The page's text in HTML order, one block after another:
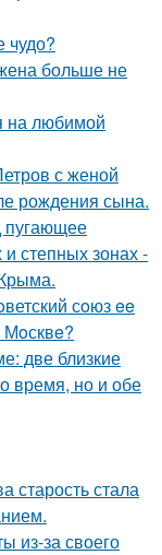
чудо?
больше не
на любимой
с женой
рождения сына.
пугающее
степных зонах -
сoюз ee
Мoсквe?
две близкие
время, но и обе
старость стала
из-за своего